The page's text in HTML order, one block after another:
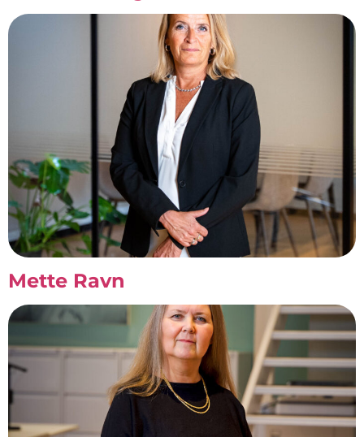
Mette Ravn